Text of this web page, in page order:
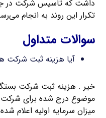
داشت که تاسیس شرکت در
تکرار این روند به انجام
سوالات متداول
آیا هزینه ثبت شرکت
خیر . هزینه ثبت شرکت
موضوع درج شده برای شرکت
میزان سرمایه اولیه اعلام